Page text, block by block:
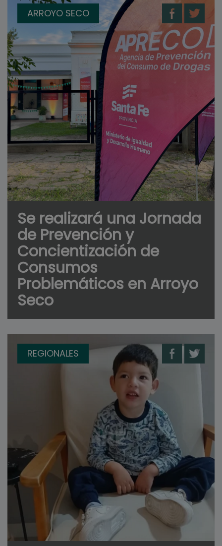
ARROYO SECO
Se realizará una Jornada
de Prevención y
Concientización de
Consumos
Problemáticos en Arroyo
Seco
REGIONALES